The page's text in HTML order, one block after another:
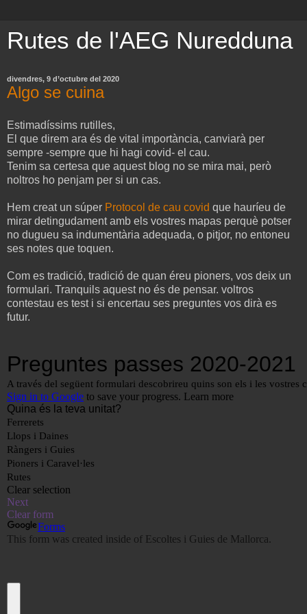
Rutes de l'AEG Nuredduna
divendres, 9 d’octubre del 2020
Algo se cuina
Estimadíssims rutilles,
El que direm ara és de vital importància, canviarà per
sempre -sempre que hi hagi covid- el cau.
Tenim sa certesa que aquest blog no se mira mai, però
noltros ho penjam per si un cas.
Hem creat un súper Protocol de cau covid que hauríeu de
mirar detingudament amb els vostres mapas perquè potser
no dugueu sa indumentària adequada, o pitjor, no entoneu
ses notes que toquen.
Com es tradició, tradició de quan éreu pioners, vos deix un
formulari. Tranquils aquest no és de pensar. voltros
contestau es test i si encertau ses preguntes vos dirà es
futur.